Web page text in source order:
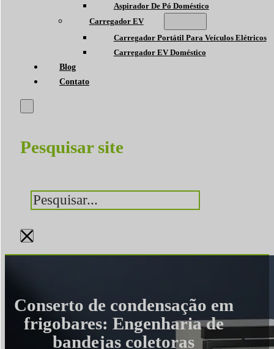
Aspirador De Pó Doméstico
Carregador EV
Carregador Portátil Para Veículos Elétricos
Carregador EV Doméstico
Blog
Contato
Pesquisar site
Pesquisar
×
Conserto de condensação em
frigobares: Engenharia de
bandejas coletoras